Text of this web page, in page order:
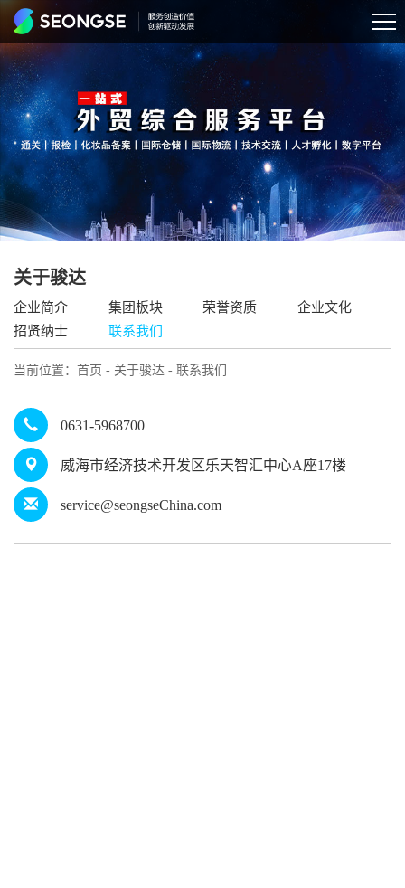
关于骏达
企业简介 集团板块 荣誉资质
企业文化
招贤纳士
联系我们
当前位置： 首页 - 关于骏达 - 联系我们
0631-5968700
威海市经济技术开发区乐天智汇中心A座17楼
service@seongseChina.com